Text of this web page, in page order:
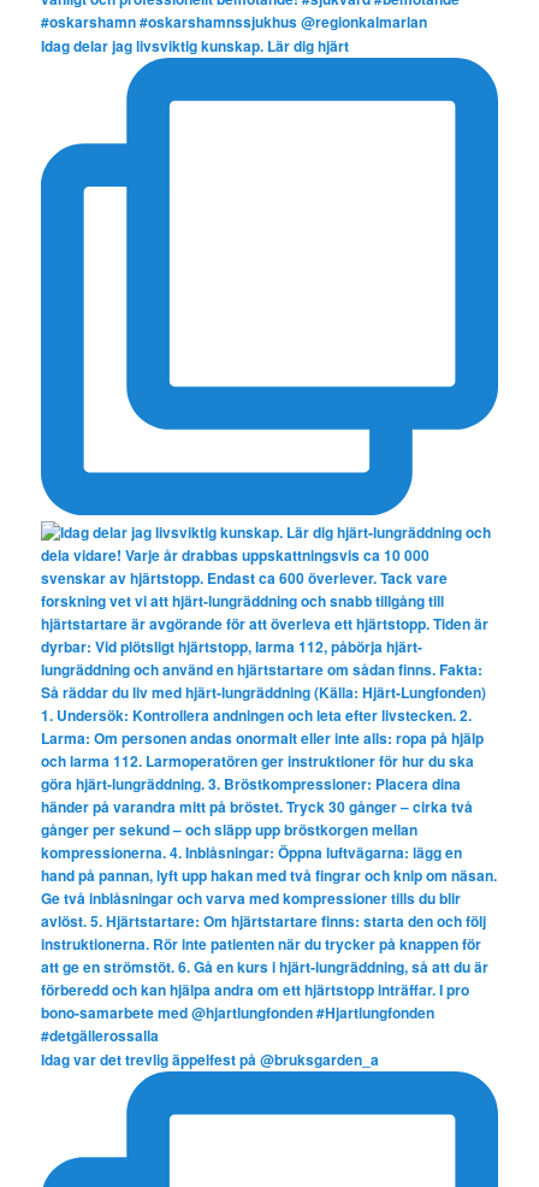
Idag delar jag livsviktig kunskap. Lär dig hjärt
Idag var det trevlig äppelfest på @bruksgarden_a